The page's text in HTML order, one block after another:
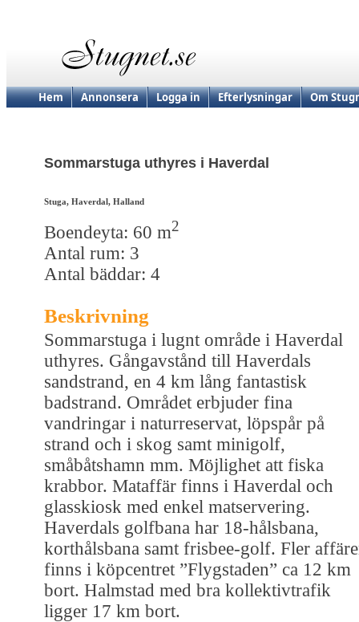
Hem Annonsera Logga in Efterlysningar Om
Sommarstuga uthyres i Haverdal
Stuga, Haverdal, Halland
Boendeyta: 60 m2
Antal rum: 3
Antal bäddar: 4
Beskrivning
Sommarstuga i lugnt område i Haverdal
uthyres. Gångavstånd till Haverdals
sandstrand, en 4 km lång fantastisk
badstrand. Området erbjuder fina
vandringar i naturreservat, löpspår på
strand och i skog samt minigolf,
småbåtshamn mm. Möjlighet att fiska
krabbor. Mataffär finns i Haverdal och
glasskiosk med enkel matservering.
Haverdals golfbana har 18-hålsbana,
korthålsbana samt frisbee-golf. Fler
finns i köpcentret ”Flygstaden” ca 12 km
bort. Halmstad med bra kollektivtrafik
ligger 17 km bort.